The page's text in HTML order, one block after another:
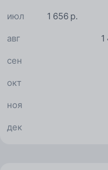
1 656 р.
июл
1
авг
сен
окт
ноя
дек